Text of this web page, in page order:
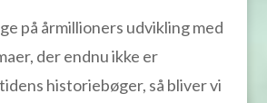
på årmillioners udvikling med
der endnu ikke er
historiebøger, så bliver vi